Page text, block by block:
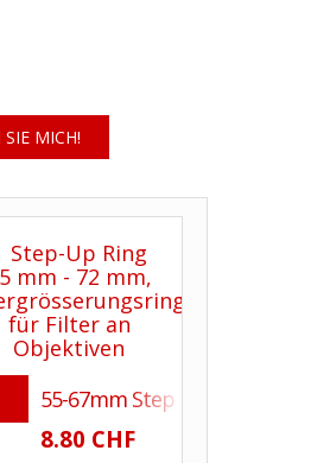
zu Fujifilm Kamera X-100
55-67mm Step Up Ring -
8.80 CHF